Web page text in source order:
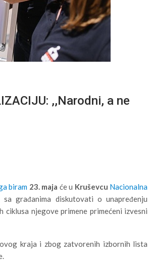
,,Narodni, a ne
biram 23. maja će u Kruševcu Nacionalna
građanima diskutovati o unapređenju
njegove primene primećeni izvesni
kraja i zbog zatvorenih izbornih lista